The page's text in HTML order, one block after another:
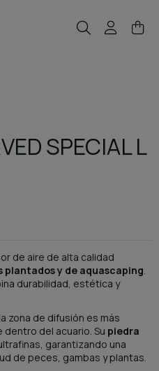
SPECIAL L
de aire de alta calidad
y de aquascaping
durabilidad, estética y
zona de difusión es más
del acuario. Su piedra
garantizando una
de peces, gambas y plantas.